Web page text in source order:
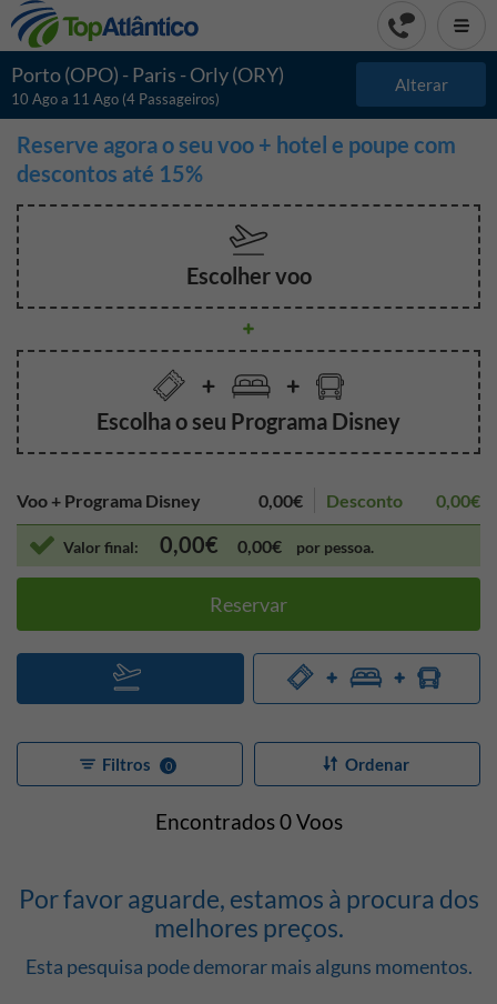
Pesquisar
por
Voos
Porto (OPO) -Paris - Orly (ORY)
10 Agoa 11 Ago (4 Passageiros)
Alterar
Reserve agora o seu voo + hotel e poupe com
descontos até 15%
Escolher voo
Escolha o seu Programa Disney
Voo + Programa Disney 0,00€ Desconto 0,00€
Valor final: 0,00€ 0,00€ por pessoa.
Reservar
Filtros 0 Ordenar
Encontrados0Voos
Por favor aguarde, estamos à procura dos
melhores preços.
Esta pesquisa pode demorar mais alguns momentos.